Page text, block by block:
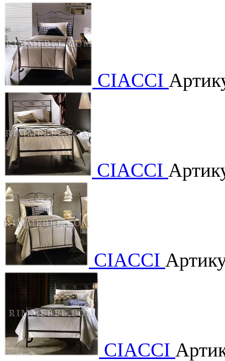
CIACCI
CIACCI
CIACCI
CIACCI